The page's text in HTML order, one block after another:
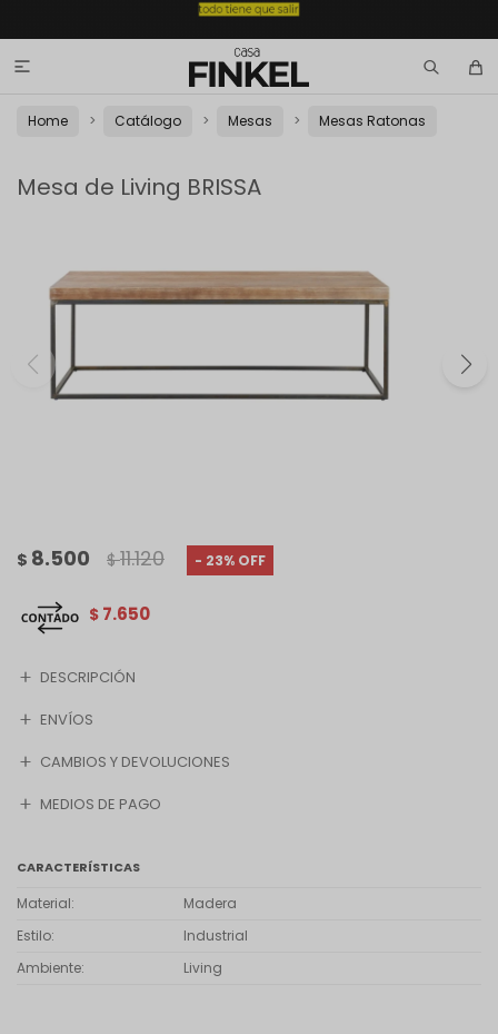

Home Catálogo Mesas Mesas Ratonas
Mesa de Living BRISSA
$ 8.500 $ 11.120 23
$ 7.650
DESCRIPCIÓN
ENVÍOS
CAMBIOS Y DEVOLUCIONES
MEDIOS DE PAGO
CARACTERÍSTICAS
Material
Madera
Estilo
Industrial
Ambiente
Living